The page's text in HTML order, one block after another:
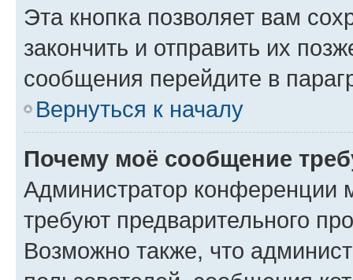
Эта кнопка позволяет вам
закончить и отправить их
сообщения перейдите в
Вернуться к началу
Почему моё сообщение
Администратор конференции
требуют предварительного
Возможно также, что